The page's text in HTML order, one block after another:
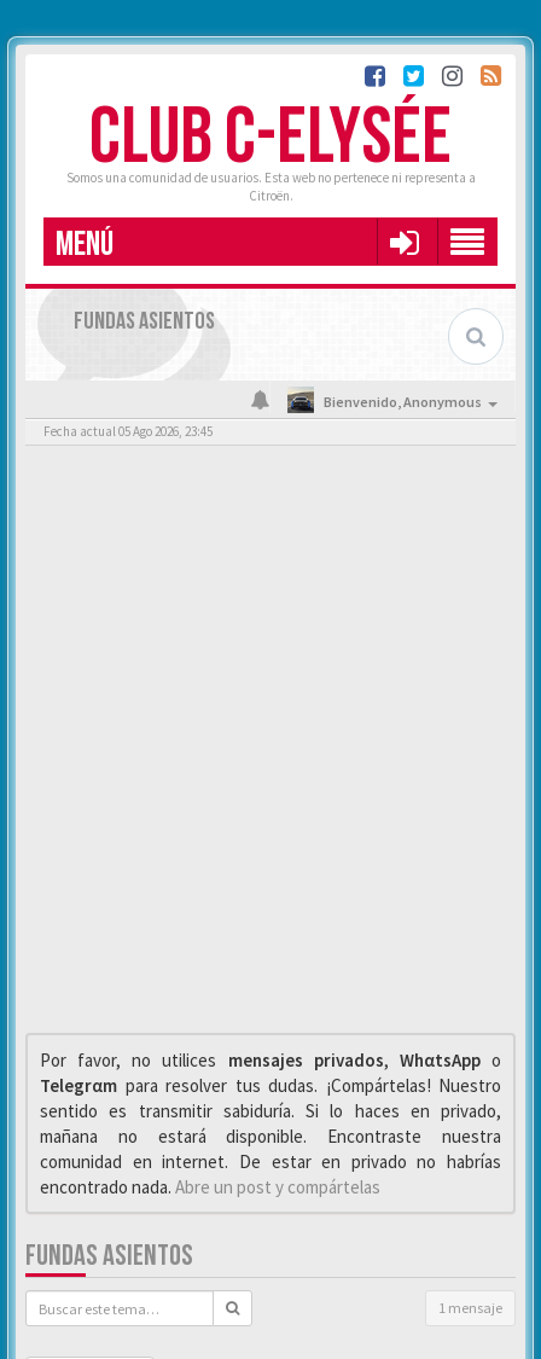
CLUB C-ELYSÉE
Somos una comunidad de usuarios. Esta web no pertenece ni representa a
Citroën.
MENÚ
FUNDAS ASIENTOS
Bienvenido,Anonymous
Fecha actual 05 Ago 2026, 23:45
Por favor, no utilices mensajes privados, WhαtsAppo
Telegrαm para resolver tus dudas. ¡Compártelas! Nuestro
sentido es transmitir sabiduría. Si lo haces en privado,
mañana no estará disponible. Encontraste nuestra
comunidad en internet. De estar en privado no habrías
encontrado nada. Abre un post y compártelas
FUNDAS ASIENTOS
1 mensaje